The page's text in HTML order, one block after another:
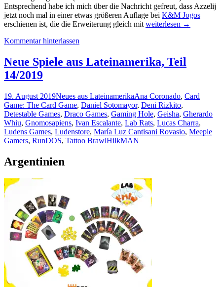
Entsprechend habe ich mich über die Nachricht gefreut, dass Azzelij
jetzt noch mal in einer etwas größeren Auflage bei K&M Jogos
erschienen ist, die die Erweiterung gleich mit Neue
Teil
2/2020
weiterlesen →
Kommentar hinterlassen
Neue Spiele aus Lateinamerika, Teil
14/2019
19. August 2019Neues aus LateinamerikaAna Coronado, Card
Game: The Card Game, Daniel Sotomayor, Deni Rizkito,
Detestable Games, Draco Games, Gaming Hole, Geisha, Gherardo
Whiu, Gnomosapiens, Ivan Escalante, Lab Rats, Lucas Charra,
Ludens Games, Ludenstore, María Luz Cantisani Rovasio, Meeple
Gamers, RunDOS, Tattoo BrawlHilkMAN
Argentinien